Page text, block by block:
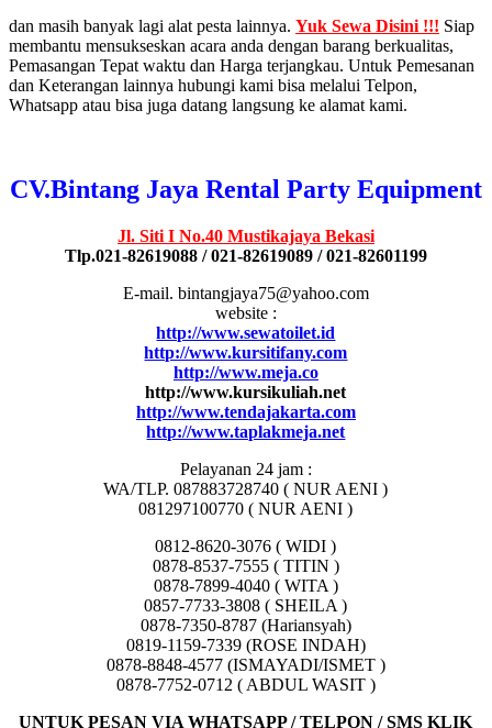
dan masih banyak lagi alat pesta lainnya. Yuk Sewa Disini !!! Siap
membantu mensukseskan acara anda dengan barang berkualitas,
Pemasangan Tepat waktu dan Harga terjangkau. Untuk Pemesanan
dan Keterangan lainnya hubungi kami bisa melalui Telpon,
Whatsapp atau bisa juga datang langsung ke alamat kami.
CV.Bintang Jaya Rental Party Equipment
Jl. Siti I No.40 Mustikajaya Bekasi
Tlp.021-82619088 / 021-82619089 / 021-82601199
E-mail. bintangjaya75@yahoo.com
website :
http://www.sewatoilet.id
http://www.kursitifany.com
http://www.meja.co
http://www.kursikuliah.net
http://www.tendajakarta.com
http://www.taplakmeja.net
Pelayanan 24 jam :
WA/TLP. 087883728740 ( NUR AENI )
081297100770 ( NUR AENI )
0812-8620-3076 ( WIDI )
0878-8537-7555 ( TITIN )
0878-7899-4040 ( WITA )
0857-7733-3808 ( SHEILA )
0878-7350-8787 (Hariansyah)
0819-1159-7339 (ROSE INDAH)
0878-8848-4577 (ISMAYADI/ISMET )
0878-7752-0712 ( ABDUL WASIT )
UNTUK PESAN VIA WHATSAPP / TELPON / SMS KLIK